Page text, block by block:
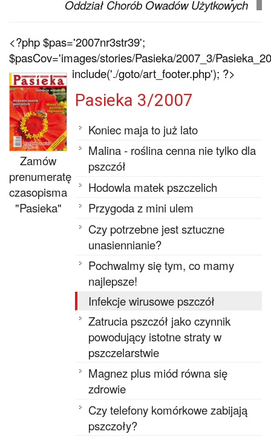
Oddział Chorób Owadów Użytkowych
<?php $pas='2007nr3str39';
$pasCov='images/stories/Pasieka/2007_3/
include('./goto/art_footer.php'); ?>
Zamów
prenumeratę
czasopisma
"Pasieka"
Pasieka 3/2007
Koniec maja to już lato
Malina - roślina cenna nie tylko dla
pszczół
Hodowla matek pszczelich
Przygoda z mini ulem
Czy potrzebne jest sztuczne
unasiennianie?
Pochwalmy się tym, co mamy
najlepsze!
Infekcje wirusowe pszczół
Zatrucia pszczół jako czynnik
powodujący istotne straty w
pszczelarstwie
Magnez plus miód równa się
zdrowie
Czy telefony komórkowe zabijają
pszczoły?